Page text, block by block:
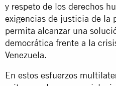
y respeto de los derechos
exigencias de justicia de la
permita alcanzar una
democrática frente a la
Venezuela.
En estos esfuerzos